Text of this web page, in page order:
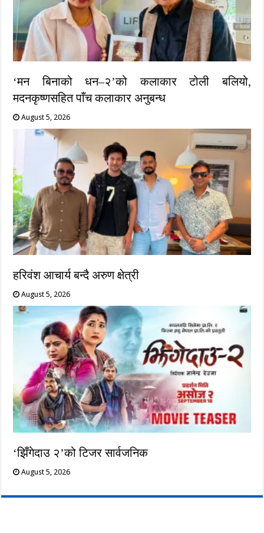
‘मन बिनाको धन–२’को कलाकार टोली बलियो,
मदनकृष्णसहित पाँच कलाकार अनुबन्ध
August 5, 2026
हरिवंश आचार्य बन्दै अरुण क्षेत्री
August 5, 2026
‘झिँगेदाउ २’को टिजर सार्वजनिक
August 5, 2026